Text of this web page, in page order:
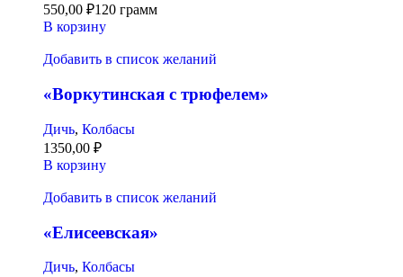
550,00 ₽120 грамм
В корзину
Добавить в список желаний
«Воркутинская с трюфелем»
Дичь, Колбасы
1350,00 ₽
В корзину
Добавить в список желаний
«Елисеевская»
Дичь, Колбасы